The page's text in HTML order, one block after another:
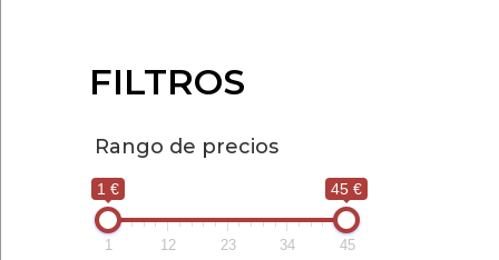
FILTROS
Rango de precios
1 € 45 €
1 12 23 34 45